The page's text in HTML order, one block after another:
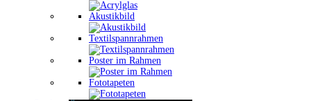
Akustikbild
Textilspannrahmen
Poster im Rahmen
Fototapeten